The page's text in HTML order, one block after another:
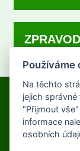
Dobrochovský
Dobrochovský
Články
Dobrochovský
Dobrochovský
Používáme
Na těchto
jejich správné
"Přijmout
informace
osobních